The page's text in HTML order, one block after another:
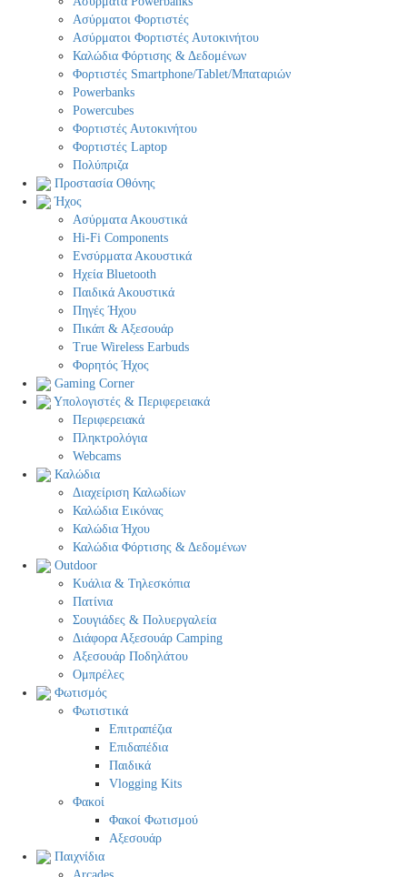
Aσύρματοι Φορτιστές
Ασύρματοι Φορτιστές Αυτοκινήτου
Καλώδια Φόρτισης & Δεδομένων
Φορτιστές Smartphone/Tablet/Μπαταριών
Powerbanks
Powercubes
Φορτιστές Αυτοκινήτου
Φορτιστές Laptop
Πολύπριζα
Προστασία Οθόνης
Ήχος
Ασύρματα Ακουστικά
Hi-Fi Components
Ενσύρματα Ακουστικά
Ηχεία Bluetooth
Παιδικά Ακουστικά
Πηγές Ήχου
Πικάπ & Αξεσουάρ
Τrue Wireless Earbuds
Φορητός Ήχος
Gaming Corner
Υπολογιστές & Περιφερειακά
Περιφερειακά
Πληκτρολόγια
Webcams
Καλώδια
Διαχείριση Καλωδίων
Καλώδια Εικόνας
Καλώδια Ήχου
Καλώδια Φόρτισης & Δεδομένων
Outdoor
Κυάλια & Τηλεσκόπια
Πατίνια
Σουγιάδες & Πολυεργαλεία
Διάφορα Αξεσουάρ Camping
Αξεσουάρ Ποδηλάτου
Ομπρέλες
Φωτισμός
Φωτιστικά
Επιτραπέζια
Επιδαπέδια
Παιδικά
Vlogging Kits
Φακοί
Φακοί Φωτισμού
Αξεσουάρ
Παιχνίδια